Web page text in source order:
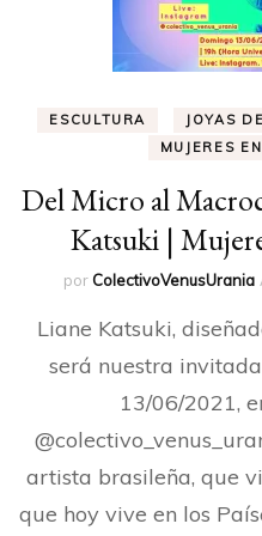
ESCULTURA JOYAS
MUJERES
Del Micro al
Katsuki |
porColectivoVenusUrania
Liane Katsuki,
será nuestra
13/06/2021,
artista brasileña, que
que hoy vive en los